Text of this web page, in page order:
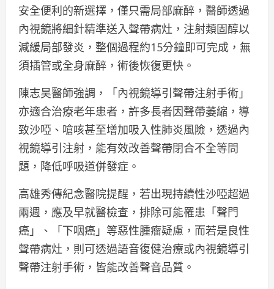
安全便利的新選擇，僅只需局部麻醉，醫師透過
內視鏡將細針精準送入聲帶病灶，注射類固醇以
減緩局部發炎，整個過程約15分鐘即可完成，無
須插管或全身麻醉，術後恢復更快。
陳志昊醫師強調，「內視鏡導引聲帶注射手術」
亦適合治療老年患者，許多長者因聲帶萎縮，導
致沙啞、嗆咳甚至增加吸入性肺炎風險，透過內
視鏡導引注射，能有效改善聲帶閉合不全等問
題，降低呼吸道併發症。
高雄秀傳紀念醫院提醒，若出現持續性沙啞超過
兩週，應及早就醫檢查，排除可能罹患「聲門
癌」、「下咽癌」等惡性腫瘤疑慮，而若是良性
聲帶病灶，則可透過語音復健治療或內視鏡導引
聲帶注射手術，皆能改善聲音品質。